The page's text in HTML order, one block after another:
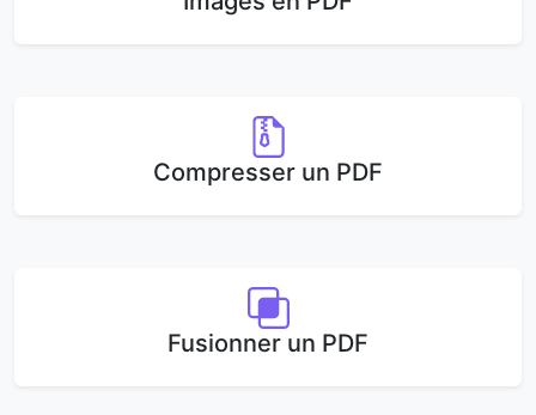
Compresser un PDF
Fusionner un PDF